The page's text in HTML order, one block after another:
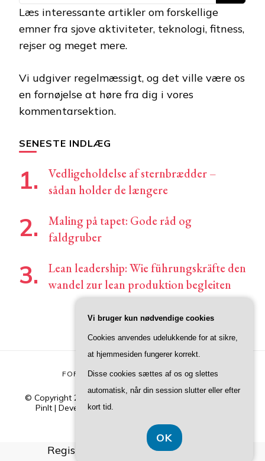
Something?
Læs interessante artikler om forskellige
emner fra sjove aktiviteter, teknologi, fitness,
rejser og meget mere.
Vi udgiver regelmæssigt, og det ville være os
en fornøjelse at høre fra dig i vores
kommentarsektion.
SENESTE INDLÆG
Vedligeholdelse af sternbrædder –
sådan holder de længere
Maling på tapet: Gode råd og
faldgruber
Lean leadership: Wie führungskräfte den
wandel zur lean produktion begleiten
© Copyright 2026 . All Rights Reserved.
PinIt | Developed By
FORSIDE KONTAKT PRIVATLIVSPOLITIK
Registreringsnummer 374 077 39
Vi bruger kun nødvendige cookies
Cookies anvendes udelukkende for at sikre,
at hjemmesiden fungerer korrekt.
Disse cookies sættes af os og slettes
automatisk, når din session slutter eller efter
kort tid.
OK